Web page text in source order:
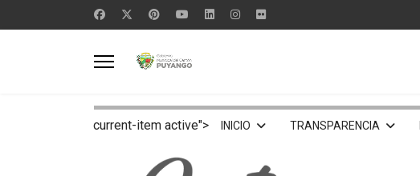
current-item active"> INICIO TRANSPARENCIA